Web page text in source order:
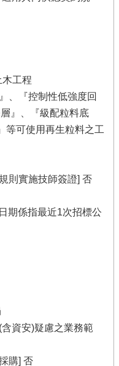
木工程
、『控制性低強度回
』、『級配粒料底
等可使用再生粒料之工
則實施技師簽證] 否
期係指最近1次招標公
資安)疑慮之業務範
購] 否